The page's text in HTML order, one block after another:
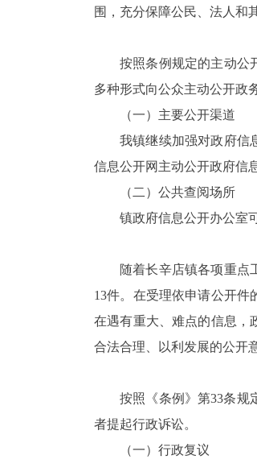
围，充分保障公民、法人和
按照条例规定的主动公
多种形式向公众主动公开政
（一）主要公开渠道
我镇继续加强对政府信
信息公开网主动公开政府信
（二）公共查阅场所
镇政府信息公开办公室
随着长辛店镇各项重点
13件。在受理依申请公开件
在遇有重大、难点的信息，
合法合理、以利发展的公开
按照《条例》第33条规
者提起行政诉讼。
（一）行政复议